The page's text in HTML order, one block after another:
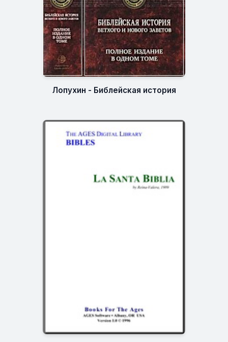
Лопухин - Библейская история